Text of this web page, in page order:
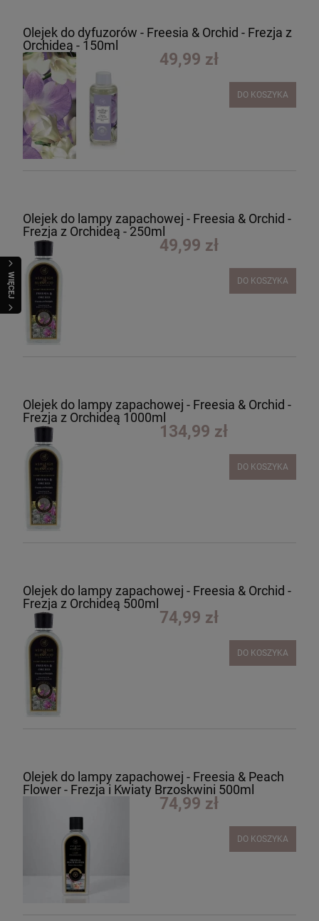
WIĘCEJ
Olejek do dyfuzorów - Freesia & Orchid - Frezja z
Orchideą - 150ml
49,99 zł
DO KOSZYKA
Olejek do lampy zapachowej - Freesia & Orchid -
Frezja z Orchideą - 250ml
49,99 zł
DO KOSZYKA
Olejek do lampy zapachowej - Freesia & Orchid -
Frezja z Orchideą 1000ml
134,99 zł
DO KOSZYKA
Olejek do lampy zapachowej - Freesia & Orchid -
Frezja z Orchideą 500ml
74,99 zł
DO KOSZYKA
Olejek do lampy zapachowej - Freesia & Peach
Flower - Frezja i Kwiaty Brzoskwini 500ml
74,99 zł
DO KOSZYKA